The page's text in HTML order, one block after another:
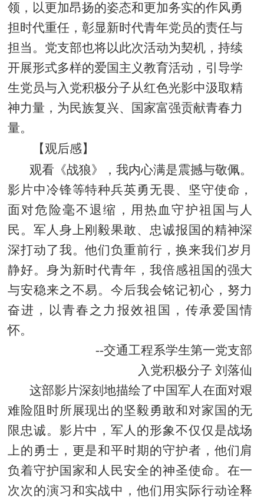
领，以更加昂扬的姿态和更加务实的作风勇
担时代重任，彰显新时代青年党员的责任与
担当。党支部也将以此次活动为契机，持续
开展形式多样的爱国主义教育活动，引导学
生党员与入党积极分子从红色光影中汲取精
神力量，为民族复兴、国家富强贡献青春力
量。
【观后感】
观看《战狼》，我内心满是震撼与敬佩。
影片中冷锋等特种兵英勇无畏、坚守使命，
面对危险毫不退缩，用热血守护祖国与人
民。军人身上刚毅果敢、忠诚报国的精神深
深打动了我。他们负重前行，换来我们岁月
静好。身为新时代青年，我倍感祖国的强大
与安稳来之不易。今后我会铭记初心，努力
奋进，以青春之力报效祖国，传承爱国情
怀。
--交通工程系学生第一党支部
入党积极分子 刘落仙
这部影片深刻地描绘了中国军人在面对艰
难险阻时所展现出的坚毅勇敢和对家国的无
限忠诚。影片中，军人的形象不仅仅是战场
上的勇士，更是和平时期的守护者，他们肩
负着守护国家和人民安全的神圣使命。在一
次次的演习和实战中，他们用实际行动诠释